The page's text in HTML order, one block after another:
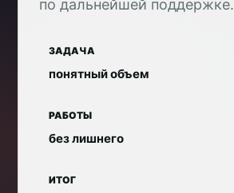
по дальнейшей поддержке.
ЗАДАЧА
понятный объем
РАБОТЫ
без лишнего
ИТОГ